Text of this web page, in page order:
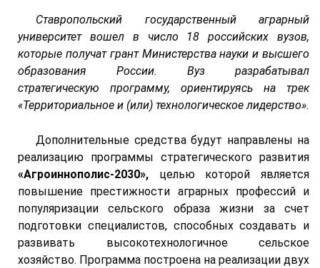
Ставропольский государственный аграрный
университет вошел в число 18 российских вузов,
которые получат грант Министерства науки и высшего
образования России. Вуз разрабатывал
стратегическую программу, ориентируясь на трек
«Территориальное и (или) технологическое лидерство».
Дополнительные средства будут направлены на
реализацию программы стратегического развития
«Агроиннополис-2030», целью которой является
повышение престижности аграрных профессий и
популяризации сельского образа жизни за счет
подготовки специалистов, способных создавать и
развивать высокотехнологичное сельское
хозяйство. Программа построена на реализации двух